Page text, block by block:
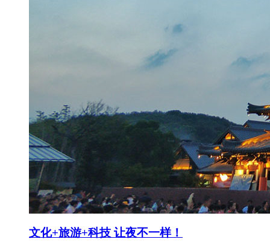
文化+旅游+科技 让夜不一样！